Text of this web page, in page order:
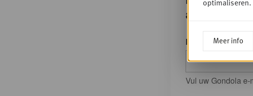
account!
E-mailadres
Vul uw Gondola e-
Meer info